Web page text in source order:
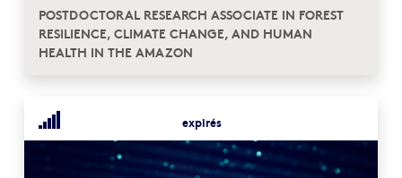
POSTDOCTORAL RESEARCH ASSOCIATE IN FOREST
RESILIENCE, CLIMATE CHANGE, AND HUMAN
HEALTH IN THE AMAZON
expirés